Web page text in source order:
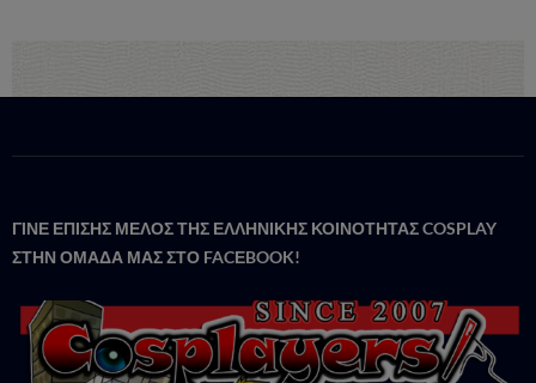
ΓΙΝΕ ΕΠΙΣΗΣ ΜΕΛΟΣ ΤΗΣ ΕΛΛΗΝΙΚΗΣ ΚΟΙΝΟΤΗΤΑΣ COSPLAY
ΣΤΗΝ ΟΜΑΔΑ ΜΑΣ ΣΤΟ FACΕBOOK!